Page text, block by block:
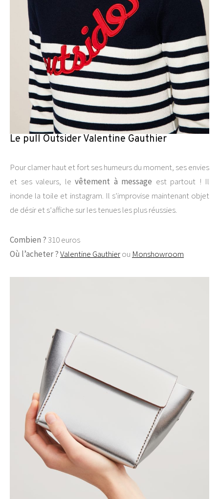
Le pull Outsider Valentine Gauthier
Pour clamer haut et fort ses humeurs du moment, ses envies
et ses valeurs, le vêtement à message est partout ! Il
inonde la toile et instagram. Il s’improvise maintenant objet
de désir et s’affiche sur les tenues les plus réussies.
Combien ?310 euros
Où l’acheter ?Valentine Gauthierou Monshowroom